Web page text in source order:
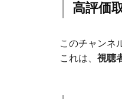
高評価
このチャンネ
これは、 視聴